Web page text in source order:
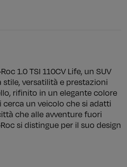
1.0 TSI 110CV Life, un SUV
versatilità e prestazioni
rifinito in un elegante colore
cerca un veicolo che si adatti
che alle avventure fuori
si distingue per il suo design